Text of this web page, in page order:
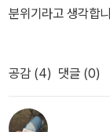
분위기라고 생각합
방해될 수 있는 떠
남에게 피해를 주지
지역보다는 차분한
교토의 문화재에도
공감 (4) 댓글 (0)